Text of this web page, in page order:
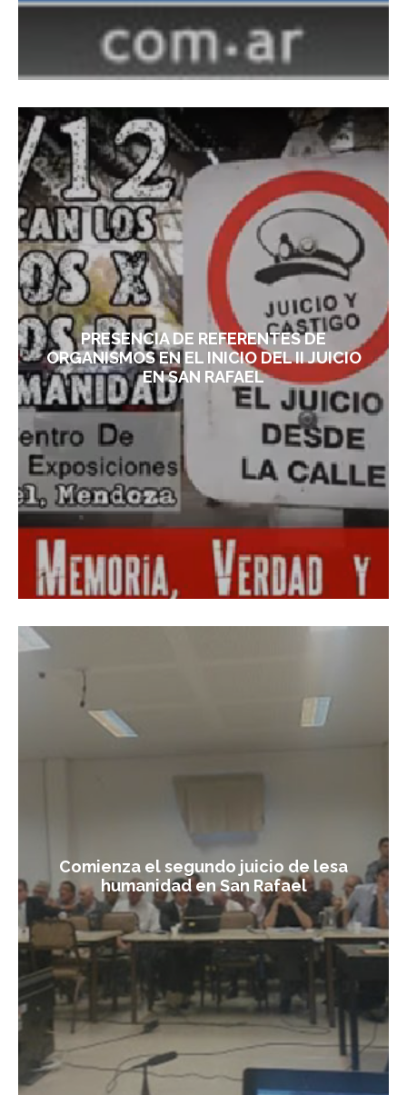
PRESENCIA DE REFERENTES DE
ORGANISMOS EN EL INICIO DEL II JUICIO
EN SAN RAFAEL
Comienza el segundo juicio de lesa
humanidad en San Rafael